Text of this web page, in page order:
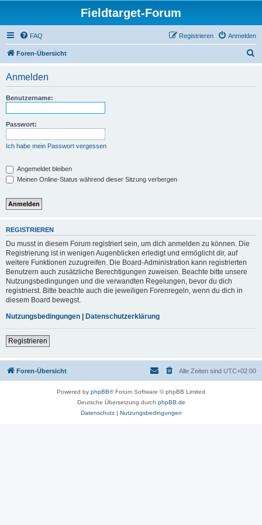
Fieldtarget-Forum
FAQ Anmelden
Registrieren
Foren-Übersicht
Anmelden
Benutzername:
Passwort:
Ich habe mein Passwort vergessen
Angemeldet bleiben
Meinen Online-Status während dieser Sitzung verbergen
REGISTRIEREN
Du musst in diesem Forum registriert sein, um dich anmelden zu können. Die
Registrierung ist in wenigen Augenblicken erledigt und ermöglicht dir, auf
weitere Funktionen zuzugreifen. Die Board-Administration kann registrierten
Benutzern auch zusätzliche Berechtigungen zuweisen. Beachte bitte unsere
Nutzungsbedingungen und die verwandten Regelungen, bevor du dich
registrierst. Bitte beachte auch die jeweiligen Forenregeln, wenn du dich in
diesem Board bewegst.
Nutzungsbedingungen | Datenschutzerklärung
Registrieren
Foren-Übersicht Alle Zeiten sind UTC+02:00
Powered by phpBB® Forum Software © phpBB Limited
Deutsche Übersetzung durch phpBB.de
Datenschutz| Nutzungsbedingungen